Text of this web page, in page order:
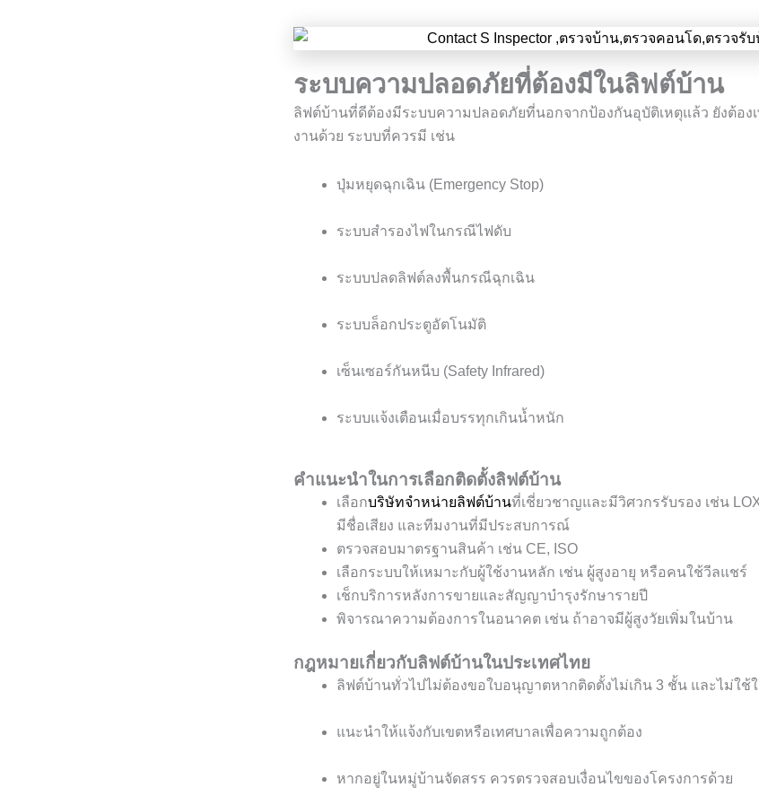
ระบบความปลอดภัยที่ต้องมีในลิฟต์บ้าน
ลิฟต์บ้านที่ดีต้องมีระบบความปลอดภัยที่นอกจากป้องกันอุบัติเหตุแล้ว ยังต้อง
งานด้วย ระบบที่ควรมี เช่น
ปุ่มหยุดฉุกเฉิน (Emergency Stop)
ระบบสำรองไฟในกรณีไฟดับ
ระบบปลดลิฟต์ลงพื้นกรณีฉุกเฉิน
ระบบล็อกประตูอัตโนมัติ
เซ็นเซอร์กันหนีบ (Safety Infrared)
ระบบแจ้งเตือนเมื่อบรรทุกเกินน้ำหนัก
คำแนะนำในการเลือกติดตั้งลิฟต์บ้าน
เลือกบริษัทจำหน่ายลิฟต์บ้านที่เชี่ยวชาญและมีวิศวกรรับรอง เช่น
มีชื่อเสียง และทีมงานที่มีประสบการณ์
ตรวจสอบมาตรฐานสินค้า เช่น CE, ISO
เลือกระบบให้เหมาะกับผู้ใช้งานหลัก เช่น ผู้สูงอายุ หรือคนใช้วีลแชร์
เช็กบริการหลังการขายและสัญญาบำรุงรักษารายปี
พิจารณาความต้องการในอนาคต เช่น ถ้าอาจมีผู้สูงวัยเพิ่มในบ้าน
กฎหมายเกี่ยวกับลิฟต์บ้านในประเทศไทย
ลิฟต์บ้านทั่วไปไม่ต้องขอใบอนุญาตหากติดตั้งไม่เกิน 3 ชั้น และไม่ใช้
แนะนำให้แจ้งกับเขตหรือเทศบาลเพื่อความถูกต้อง
หากอยู่ในหมู่บ้านจัดสรร ควรตรวจสอบเงื่อนไขของโครงการด้วย